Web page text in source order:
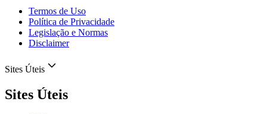
Termos de Uso
Política de Privacidade
Legislação e Normas
Disclaimer
Sites Úteis
Sites Úteis